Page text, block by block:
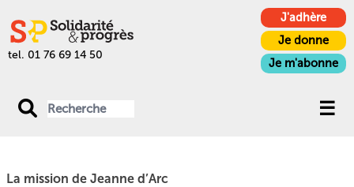
tel. 01 76 69 14 50
J'adhère
Je donne
Je m'abonne
La mission de Jeanne d’Arc